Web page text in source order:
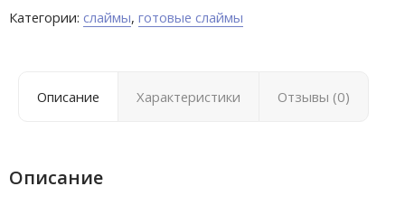
Категории: слаймы, готовые слаймы
Описание Характеристики Отзывы (0)
Описание